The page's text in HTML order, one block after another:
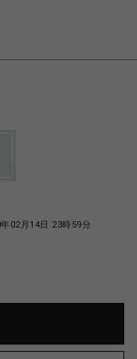
02月14日 23時59分